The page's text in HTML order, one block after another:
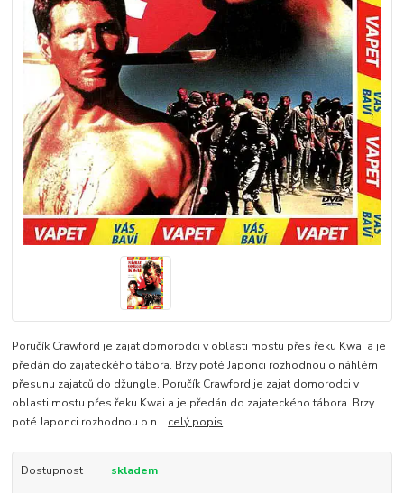
Poručík Crawford je zajat domorodci v oblasti mostu přes řeku Kwai a je
předán do zajateckého tábora. Brzy poté Japonci rozhodnou o náhlém
přesunu zajatců do džungle. Poručík Crawford je zajat domorodci v
oblasti mostu přes řeku Kwai a je předán do zajateckého tábora. Brzy
poté Japonci rozhodnou o n... celý popis
Dostupnost skladem